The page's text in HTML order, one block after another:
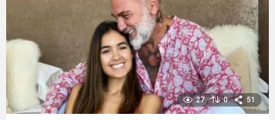
s
e
s
a
g
o
27 0 51